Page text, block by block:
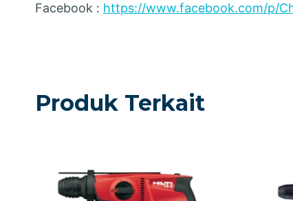
Facebook : https://www.facebook.com/p/
Produk Terkait